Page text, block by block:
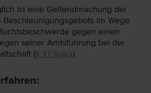
ist eine Geltendmachung der
im Wege
gegen einen
seiner Amtsführung bei der
(§ 37 StAG).